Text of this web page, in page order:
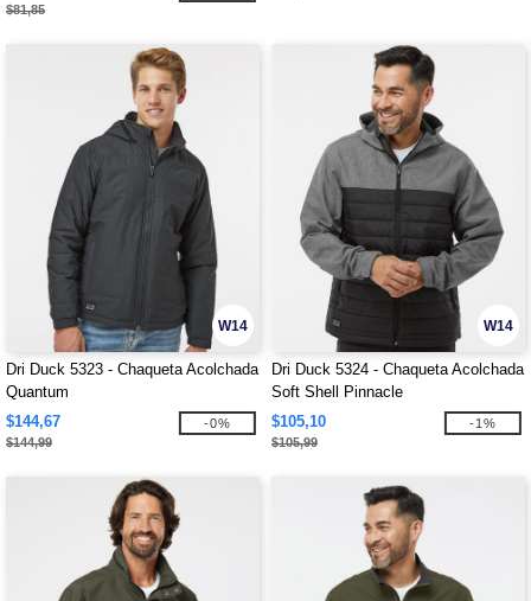
$81,85
W14
Dri Duck 5323 - Chaqueta Acolchada
Quantum
$144,67
$144,99
-0%
W14
Dri Duck 5324 - Chaqueta Acolchada
Soft Shell Pinnacle
$105,10
$105,99
-1%